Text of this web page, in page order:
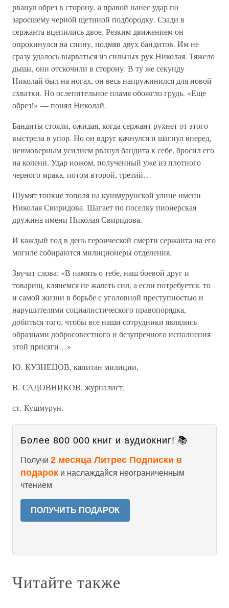
рванул обрез в сторону, а правой нанес удар по
заросшему черной щетиной подбородку. Сзади в
сержанта вцепились двое. Резким движением он
опрокинулся на спину, подмяв двух бандитов. Им не
сразу удалось вырваться из сильных рук Николая. Тяжело
дыша, они отскочили в сторону. В ту же секунду
Николай был на ногах, он весь напружинился для новой
схватки. Но ослепительное пламя обожгло грудь. «Еще
обрез!» — понял Николай.
Бандиты стояли, ожидая, когда сержант рухнет от этого
выстрела в упор. Но он вдруг качнулся и шагнул вперед,
неимоверным усилием рванул бандита к себе, бросил его
на колени. Удар ножом, полученный уже из плотного
черного мрака, потом второй, третий…
Шумят тонкие тополя на кушмурунской улице имени
Николая Свиридова. Шагает по поселку пионерская
дружина имени Николая Свиридова.
И каждый год в день героической смерти сержанта на его
могиле собираются милиционеры отделения.
Звучат слова: «В память о тебе, наш боевой друг и
товарищ, клянемся не жалеть сил, а если потребуется, то
и самой жизни в борьбе с уголовной преступностью и
нарушителями социалистического правопорядка,
добиться того, чтобы все наши сотрудники являлись
образцами добросовестного и безупречного исполнения
этой присяги…»
Ю. КУЗНЕЦОВ, капитан милиции,
В. САДОВНИКОВ, журналист.
ст. Кушмурун.
Более 800 000 книг и аудиокниг! 📚
Получи 2 месяца Литрес Подписки в
подарок и наслаждайся неограниченным
чтением
ПОЛУЧИТЬ ПОДАРОК
Читайте также